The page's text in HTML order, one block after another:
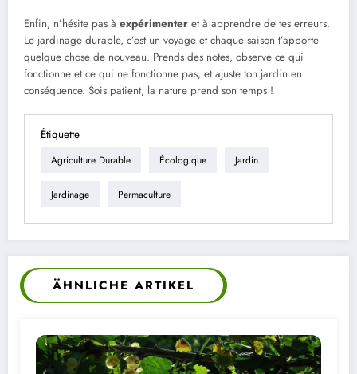
Enfin, n’hésite pas à expérimenter et à apprendre de tes erreurs.
Le jardinage durable, c’est un voyage et chaque saison t’apporte
quelque chose de nouveau. Prends des notes, observe ce qui
fonctionne et ce qui ne fonctionne pas, et ajuste ton jardin en
conséquence. Sois patient, la nature prend son temps !
Étiquette
Agriculture Durable Écologique Jardin
Jardinage Permaculture
ÄHNLICHE ARTIKEL